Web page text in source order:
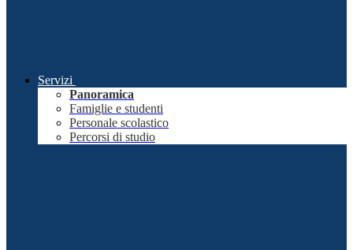
Servizi
Panoramica
Famiglie e studenti
Personale scolastico
Percorsi di studio